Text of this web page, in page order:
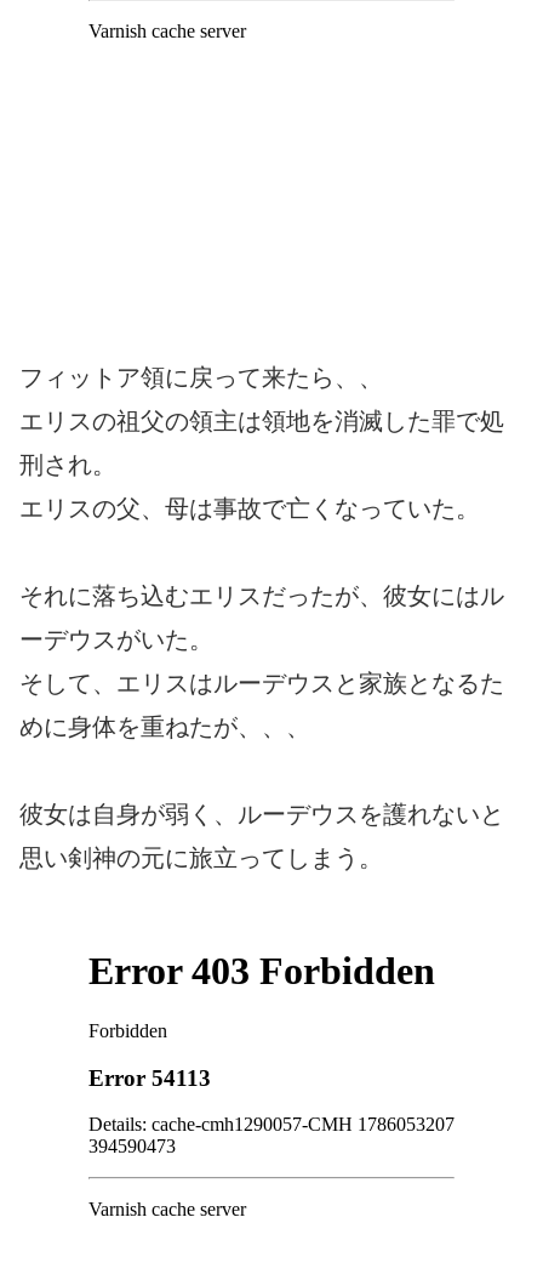
フィットア領に戻って来たら、、
エリスの祖父の領主は領地を消滅した罪で処
刑され。
エリスの父、母は事故で亡くなっていた。
それに落ち込むエリスだったが、彼女にはル
ーデウスがいた。
そして、エリスはルーデウスと家族となるた
めに身体を重ねたが、、、
彼女は自身が弱く、ルーデウスを護れないと
思い剣神の元に旅立ってしまう。